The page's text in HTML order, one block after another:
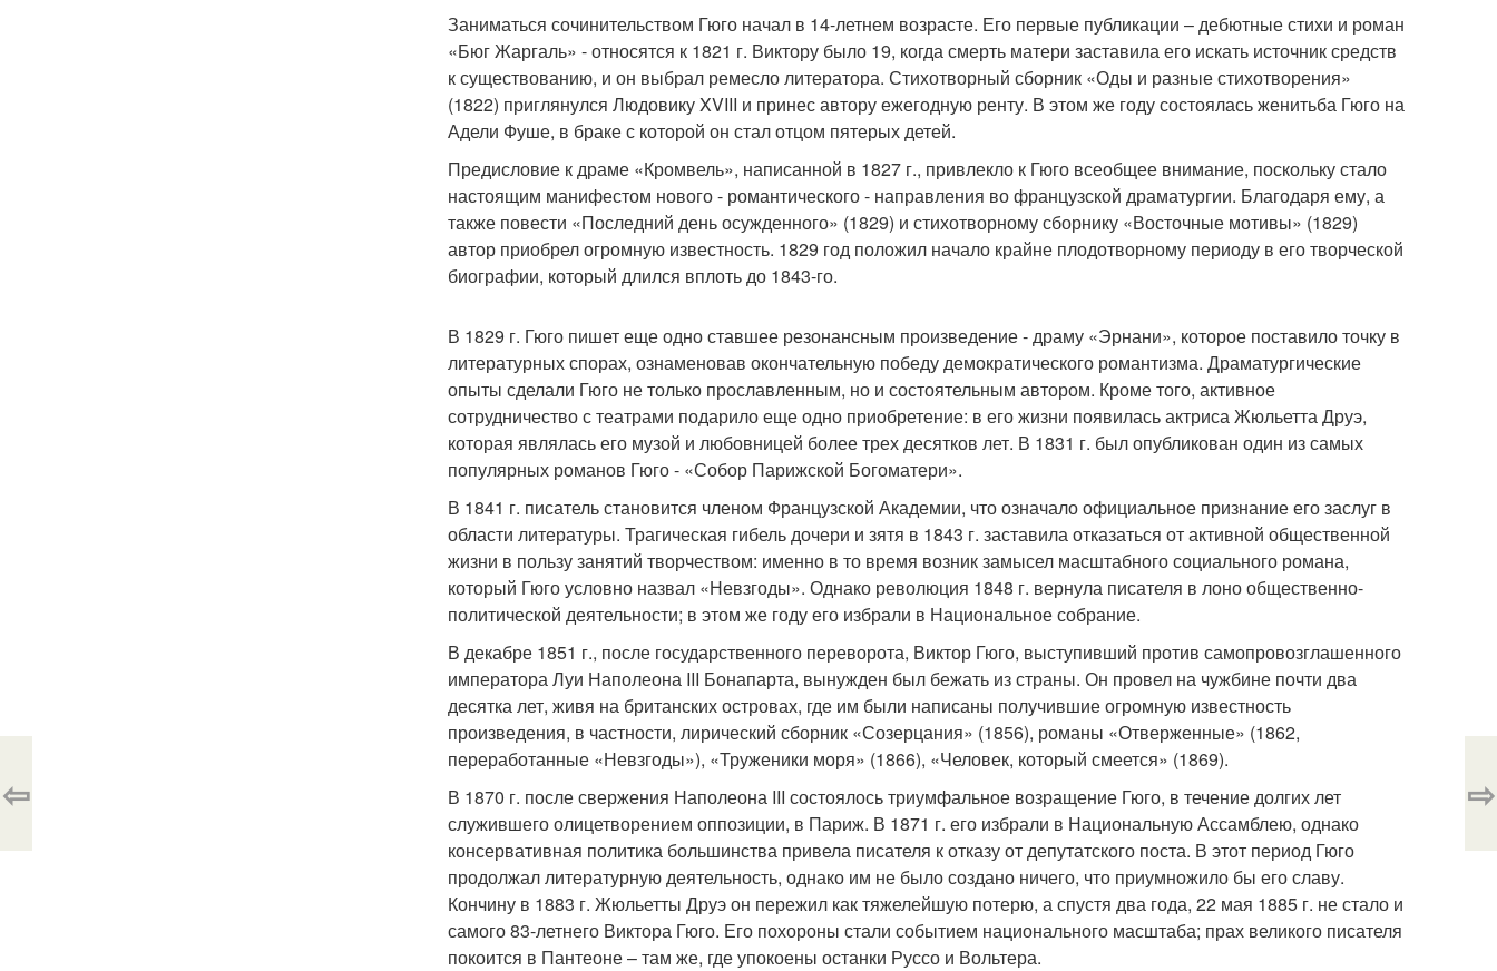
Заниматься сочинительством Гюго начал в 14-летнем возрасте. Его первые публикации – дебютные стихи и роман
«Бюг Жаргаль» - относятся к 1821 г. Виктору было 19, когда смерть матери заставила его искать источник средств
к существованию, и он выбрал ремесло литератора. Стихотворный сборник «Оды и разные стихотворения»
(1822) приглянулся Людовику XVIII и принес автору ежегодную ренту. В этом же году состоялась женитьба Гюго на
Адели Фуше, в браке с которой он стал отцом пятерых детей.
Предисловие к драме «Кромвель», написанной в 1827 г., привлекло к Гюго всеобщее внимание, поскольку стало
настоящим манифестом нового - романтического - направления во французской драматургии. Благодаря ему, а
также повести «Последний день осужденного» (1829) и стихотворному сборнику «Восточные мотивы» (1829)
автор приобрел огромную известность. 1829 год положил начало крайне плодотворному периоду в его творческой
биографии, который длился вплоть до 1843-го.
В 1829 г. Гюго пишет еще одно ставшее резонансным произведение - драму «Эрнани», которое поставило точку в
литературных спорах, ознаменовав окончательную победу демократического романтизма. Драматургические
опыты сделали Гюго не только прославленным, но и состоятельным автором. Кроме того, активное
сотрудничество с театрами подарило еще одно приобретение: в его жизни появилась актриса Жюльетта Друэ,
которая являлась его музой и любовницей более трех десятков лет. В 1831 г. был опубликован один из самых
популярных романов Гюго - «Собор Парижской Богоматери».
В 1841 г. писатель становится членом Французской Академии, что означало официальное признание его заслуг в
области литературы. Трагическая гибель дочери и зятя в 1843 г. заставила отказаться от активной общественной
жизни в пользу занятий творчеством: именно в то время возник замысел масштабного социального романа,
который Гюго условно назвал «Невзгоды». Однако революция 1848 г. вернула писателя в лоно общественно-
политической деятельности; в этом же году его избрали в Национальное собрание.
В декабре 1851 г., после государственного переворота, Виктор Гюго, выступивший против самопровозглашенного
императора Луи Наполеона III Бонапарта, вынужден был бежать из страны. Он провел на чужбине почти два
десятка лет, живя на британских островах, где им были написаны получившие огромную известность
произведения, в частности, лирический сборник «Созерцания» (1856), романы «Отверженные» (1862,
переработанные «Невзгоды»), «Труженики моря» (1866), «Человек, который смеется» (1869).
В 1870 г. после свержения Наполеона III состоялось триумфальное возращение Гюго, в течение долгих лет
служившего олицетворением оппозиции, в Париж. В 1871 г. его избрали в Национальную Ассамблею, однако
консервативная политика большинства привела писателя к отказу от депутатского поста. В этот период Гюго
продолжал литературную деятельность, однако им не было создано ничего, что приумножило бы его славу.
Кончину в 1883 г. Жюльетты Друэ он пережил как тяжелейшую потерю, а спустя два года, 22 мая 1885 г. не стало и
самого 83-летнего Виктора Гюго. Его похороны стали событием национального масштаба; прах великого писателя
покоится в Пантеоне – там же, где упокоены останки Руссо и Вольтера.
⇦ ⇨